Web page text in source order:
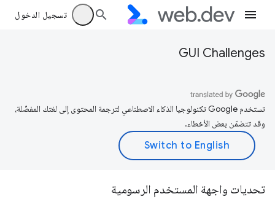
تسجيل الدخول
GUI Challenges
تستخدم Google تكنولوجيا الذكاء الاصطناعي لترجمة المحتوى إلى لغتك المفضّلة،
وقد تتضمّن بعض الأخطاء.
تحديات واجهة المستخدم الرسومية